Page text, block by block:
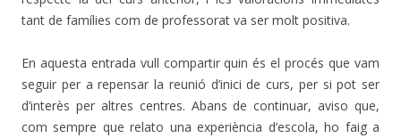
o
k
tant de famílies com de professorat va ser molt positiva.
En aquesta entrada vull compartir quin és el procés que vam
seguir per a repensar la reunió d’inici de curs, per si pot ser
d’interès per altres centres. Abans de continuar, aviso que,
com sempre que relato una experiència d’escola, ho faig a